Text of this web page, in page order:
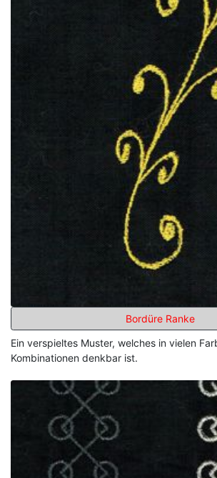
Bordüre Ranke
Ein verspieltes Muster, welches in vielen
Kombinationen denkbar ist.